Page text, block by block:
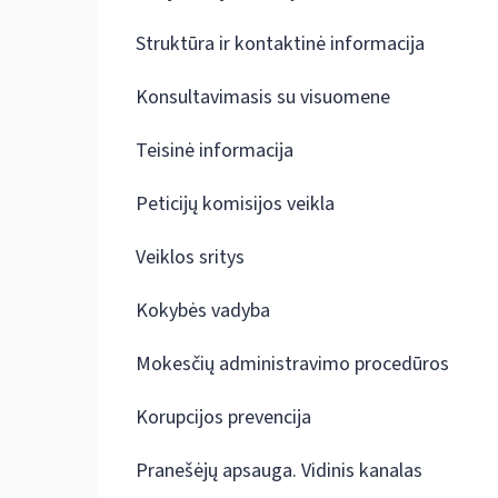
Struktūra ir kontaktinė informacija
Konsultavimasis su visuomene
Teisinė informacija
Peticijų komisijos veikla
Veiklos sritys
Kokybės vadyba
Mokesčių administravimo procedūros
Korupcijos prevencija
Pranešėjų apsauga. Vidinis kanalas